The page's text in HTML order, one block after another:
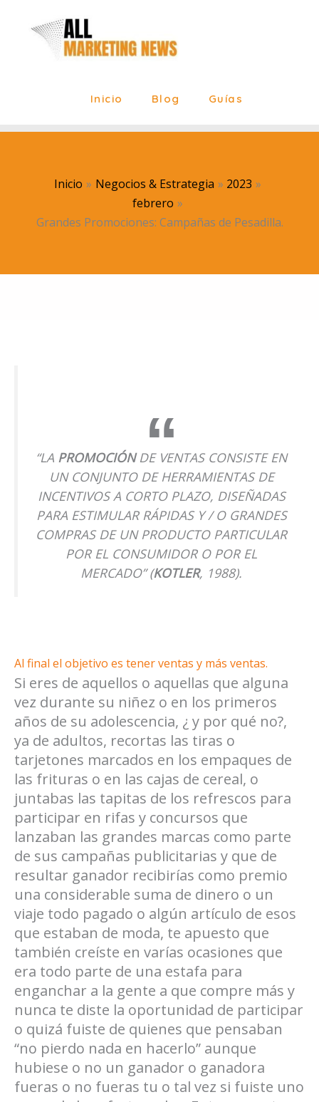
contenido
Inicio Blog Guías
Inicio Negocios & Estrategia
2023
febrero
Grandes Promociones: Campañas de Pesadilla.
“LA PROMOCIÓNDE VENTAS CONSISTE EN
UN CONJUNTO DE HERRAMIENTAS DE
INCENTIVOS A CORTO PLAZO, DISEÑADAS
PARA ESTIMULAR RÁPIDAS Y / O GRANDES
COMPRAS DE UN PRODUCTO PARTICULAR
POR EL CONSUMIDOR O POR EL
MERCADO” (KOTLER, 1988).
Al final el objetivo es tener ventas y más ventas.
Si eres de aquellos o aquellas que alguna
vez durante su niñez o en los primeros
años de su adolescencia, ¿ y por qué no?,
ya de adultos, recortas las tiras o
tarjetones marcados en los empaques de
las frituras o en las cajas de cereal, o
juntabas las tapitas de los refrescos para
participar en rifas y concursos que
lanzaban las grandes marcas como parte
de sus campañas publicitarias y que de
resultar ganador recibirías como premio
una considerable suma de dinero o un
viaje todo pagado o algún artículo de esos
que estaban de moda, te apuesto que
también creíste en varías ocasiones que
era todo parte de una estafa para
enganchar a la gente a que compre más y
nunca te diste la oportunidad de participar
o quizá fuiste de quienes que pensaban
“no pierdo nada en hacerlo” aunque
hubiese o no un ganador o ganadora
fueras o no fueras tu o tal vez si fuiste uno